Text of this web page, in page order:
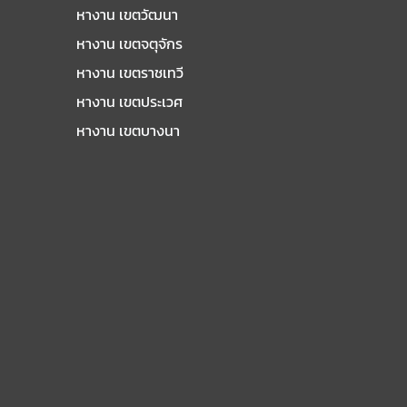
หางาน เขตวัฒนา
หางาน เขตจตุจักร
หางาน เขตราชเทวี
หางาน เขตประเวศ
หางาน เขตบางนา